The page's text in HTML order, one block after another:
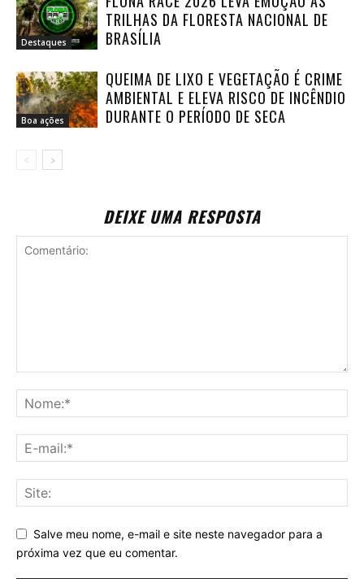
Destaques
TRILHAS DA FLORESTA NACIONAL DE
BRASÍLIA
Boa ações
QUEIMA DE LIXO E VEGETAÇÃO É CRIME
AMBIENTAL E ELEVA RISCO DE INCÊNDIO
DURANTE O PERÍODO DE SECA
DEIXE UMA RESPOSTA
Salve meu nome, e-mail e site neste navegador para a
próxima vez que eu comentar.